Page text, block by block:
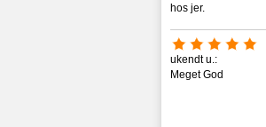
hos jer.
ukendt u.:
Meget God